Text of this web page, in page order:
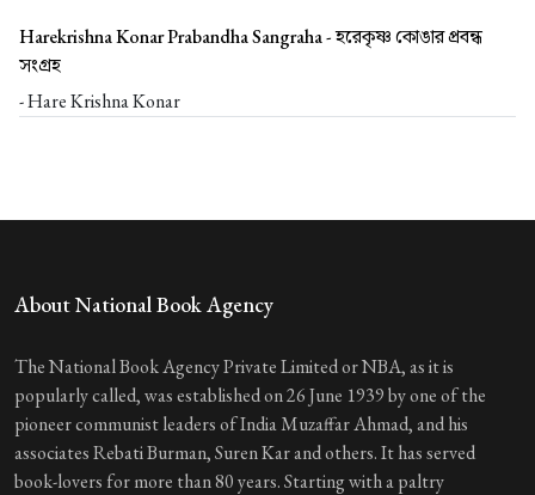
Harekrishna Konar Prabandha Sangraha -হরেকৃষ্ণ কোঙার প্রবন্ধ
সংগ্রহ
- Hare Krishna Konar
About National Book Agency
The National Book Agency Private Limited or NBA, as it is
popularly called, was established on 26 June 1939 by one of the
pioneer communist leaders of India Muzaffar Ahmad, and his
associates Rebati Burman, Suren Kar and others. It has served
book-lovers for more than 80 years. Starting with a paltry